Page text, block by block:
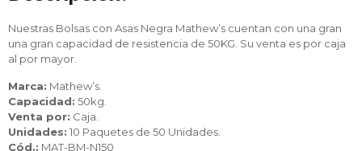
Nuestras Bolsas con Asas Negra Mathew’s cuentan con una gran
una gran capacidad de resistencia de 50KG. Su venta es por caja
al por mayor.
Marca: Mathew’s.
Capacidad: 50kg.
Venta por: Caja.
Unidades: 10 Paquetes de 50 Unidades.
Cód.: MAT-BM-N150